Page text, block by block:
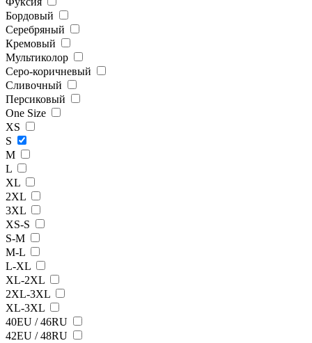
Бордовый
Серебряный
Кремовый
Мультиколор
Серо-коричневый
Сливочный
Персиковый
One Size
XS
S
M
L
XL
2XL
3XL
XS-S
S-M
M-L
L-XL
XL-2XL
2XL-3XL
XL-3XL
40EU / 46RU
42EU / 48RU